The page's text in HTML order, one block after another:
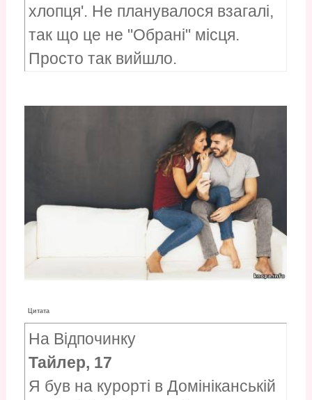
хлопця'. Не планувалося взагалі,
так що це не "Обрані" місця.
Просто так вийшло.
Цитата
На Відпочинку
Тайлер, 17
Я був на курорті в Домініканській